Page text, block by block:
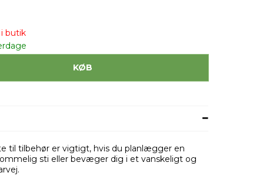
i butik
KØB
til tilbehør er vigtigt, hvis du planlægger en
sti eller bevæger dig i et vanskeligt og